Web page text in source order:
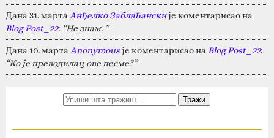
Дана 31. марта Анђелко Заблаћанскије коментарисао на
Blog Post_22: “Не знам. ”
Дана 10. марта Anonymousје коментарисао на Blog Post_22:
“Ко је преводилац ове песме?”